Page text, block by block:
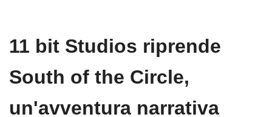
11 bit Studios riprende
South of the Circle,
un'avventura narrativa